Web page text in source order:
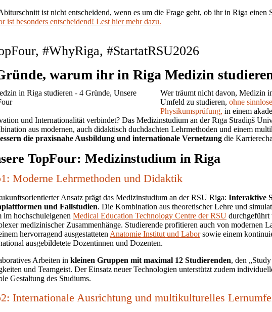
ist nicht entscheidend, wenn es um die Frage geht, ob ihr in Riga einen
ist besonders entscheidend! Lest hier mehr dazu.
#WhyRiga, #StartatRSU2026
warum ihr in Riga Medizin
Wer träumt nicht davon, Medizin
Umfeld zu studieren, ohne
Physikumsprüfung, in einem
und Internationalität verbindet? Das Medizinstudium an der Rīga Stradiņš
aus modernen, auch didaktisch duchdachten Lehrmethoden und einem
die praxisnahe Ausbildung und internationale Vernetzung die
TopFour: Medizinstudium in Riga
Moderne Lehrmethoden und Didaktik
Ansatz prägt das Medizinstudium an der RSU Riga: Interaktive
und Fallstudien. Die Kombination aus theoretischer Lehre und
im hochschuleigenen Medical Education Technology Centre der RSU durchgeführt
medizinischer Zusammenhänge. Studierende profitieren auch von modernen
hervorragend ausgestatteten Anatomie Institut und Laborsowie einem
ausgebildetete Dozentinnen und Dozenten.
Arbeiten in kleinen Gruppen mit maximal 12 Studierenden, den
und Teamgeist. Der Einsatz neuer Technologien unterstützt zudem
Gestaltung des Studiums.
Internationale Ausrichtung und multikulturelles